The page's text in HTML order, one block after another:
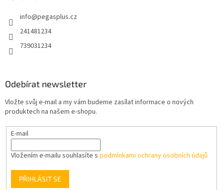
info@pegasplus.cz
241481234
739031234
Odebírat newsletter
Vložte svůj e-mail a my vám budeme zasílat informace o nových
produktech na našem e-shopu.
E-mail
Vložením e-mailu souhlasíte s podmínkami ochrany osobních údajů
PŘIHLÁSIT SE